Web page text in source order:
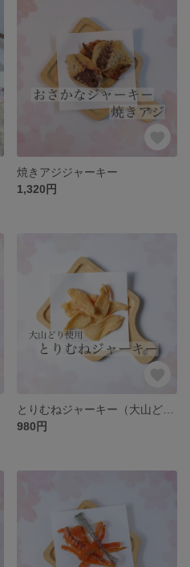
焼きアジジャーキー
1,320円
980円